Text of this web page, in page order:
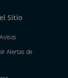
Sitio
Alertas de